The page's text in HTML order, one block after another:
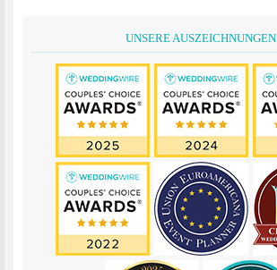
UNSERE AUSZEICHNUNGEN